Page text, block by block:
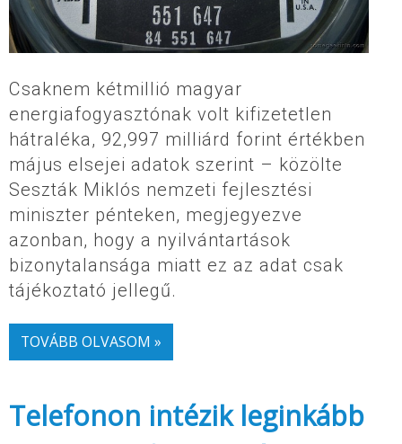
Csaknem kétmillió magyar
energiafogyasztónak volt kifizetetlen
hátraléka, 92,997 milliárd forint értékben
május elsejei adatok szerint – közölte
Seszták Miklós nemzeti fejlesztési
miniszter pénteken, megjegyezve
azonban, hogy a nyilvántartások
bizonytalansága miatt ez az adat csak
tájékoztató jellegű.
TOVÁBB OLVASOM »
Telefonon intézik leginkább